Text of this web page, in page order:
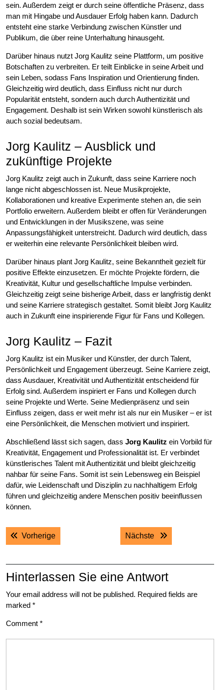
sein. Außerdem zeigt er durch seine öffentliche Präsenz, dass
man mit Hingabe und Ausdauer Erfolg haben kann. Dadurch
entsteht eine starke Verbindung zwischen Künstler und
Publikum, die über reine Unterhaltung hinausgeht.
Darüber hinaus nutzt Jorg Kaulitz seine Plattform, um positive
Botschaften zu verbreiten. Er teilt Einblicke in seine Arbeit und
sein Leben, sodass Fans Inspiration und Orientierung finden.
Gleichzeitig wird deutlich, dass Einfluss nicht nur durch
Popularität entsteht, sondern auch durch Authentizität und
Engagement. Deshalb ist sein Wirken sowohl künstlerisch als
auch sozial bedeutsam.
Jorg Kaulitz – Ausblick und
zukünftige Projekte
Jorg Kaulitz zeigt auch in Zukunft, dass seine Karriere noch
lange nicht abgeschlossen ist. Neue Musikprojekte,
Kollaborationen und kreative Experimente stehen an, die sein
Portfolio erweitern. Außerdem bleibt er offen für Veränderungen
und Entwicklungen in der Musikszene, was seine
Anpassungsfähigkeit unterstreicht. Dadurch wird deutlich, dass
er weiterhin eine relevante Persönlichkeit bleiben wird.
Darüber hinaus plant Jorg Kaulitz, seine Bekanntheit gezielt für
positive Effekte einzusetzen. Er möchte Projekte fördern, die
Kreativität, Kultur und gesellschaftliche Impulse verbinden.
Gleichzeitig zeigt seine bisherige Arbeit, dass er langfristig denkt
und seine Karriere strategisch gestaltet. Somit bleibt Jorg Kaulitz
auch in Zukunft eine inspirierende Figur für Fans und Kollegen.
Jorg Kaulitz – Fazit
Jorg Kaulitz ist ein Musiker und Künstler, der durch Talent,
Persönlichkeit und Engagement überzeugt. Seine Karriere zeigt,
dass Ausdauer, Kreativität und Authentizität entscheidend für
Erfolg sind. Außerdem inspiriert er Fans und Kollegen durch
seine Projekte und Werte. Seine Medienpräsenz und sein
Einfluss zeigen, dass er weit mehr ist als nur ein Musiker – er ist
eine Persönlichkeit, die Menschen motiviert und inspiriert.
Abschließend lässt sich sagen, dass Jorg Kaulitz ein Vorbild für
Kreativität, Engagement und Professionalität ist. Er verbindet
künstlerisches Talent mit Authentizität und bleibt gleichzeitig
nahbar für seine Fans. Somit ist sein Lebensweg ein Beispiel
dafür, wie Leidenschaft und Disziplin zu nachhaltigem Erfolg
führen und gleichzeitig andere Menschen positiv beeinflussen
können.
Post
navigation
VorherigePrevious post: Nächste Next post:
Hinterlassen Sie eine Antwort
Your email address will not be published. Required fields are
marked *
Comment *